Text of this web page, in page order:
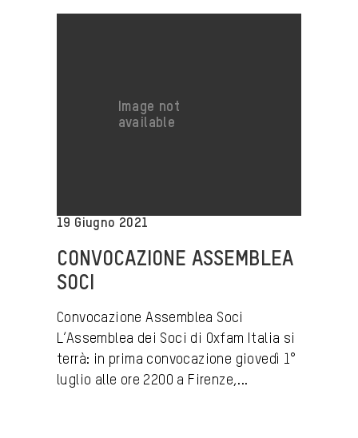
19 Giugno 2021
CONVOCAZIONE ASSEMBLEA
SOCI
Convocazione Assemblea Soci
L’Assemblea dei Soci di Oxfam Italia si
terrà: in prima convocazione giovedì 1°
luglio alle ore 2200 a Firenze,...